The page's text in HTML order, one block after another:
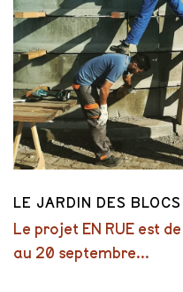
LE JARDIN DES
Le projet EN RUE est
au 20 septembre...